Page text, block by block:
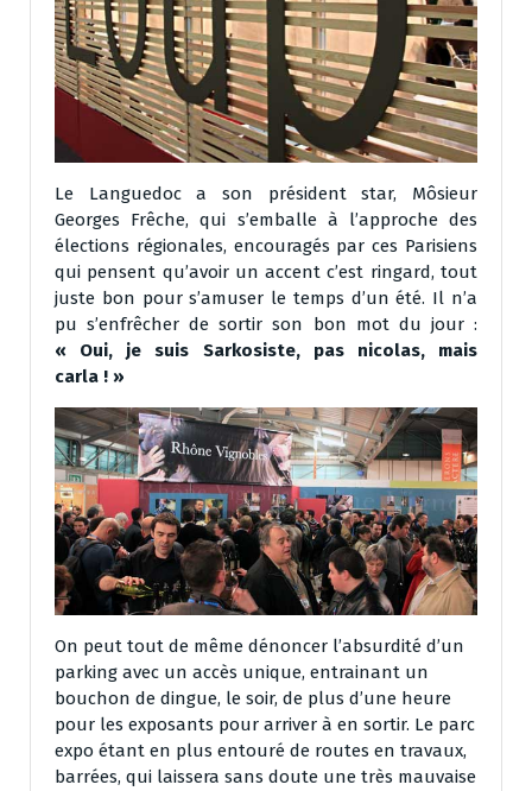
Le Languedoc a son président star, Môsieur
Georges Frêche, qui s’emballe à l’approche des
élections régionales, encouragés par ces Parisiens
qui pensent qu’avoir un accent c’est ringard, tout
juste bon pour s’amuser le temps d’un été. Il n’a
pu s’enfrêcher de sortir son bon mot du jour :
« Oui, je suis Sarkosiste, pas nicolas, mais
carla ! »
On peut tout de même dénoncer l’absurdité d’un
parking avec un accès unique, entrainant un
bouchon de dingue, le soir, de plus d’une heure
pour les exposants pour arriver à en sortir. Le parc
expo étant en plus entouré de routes en travaux,
barrées, qui laissera sans doute une très mauvaise